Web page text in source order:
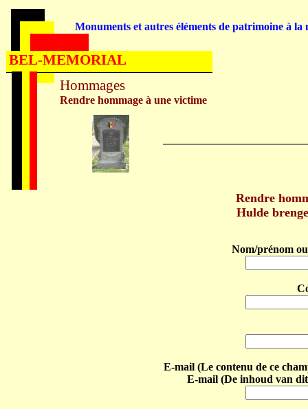
Rendre
Hulde
Nom/prénom
E-mail (Le contenu de ce
E-mail (De inhoud van
Hommages
Rendre hommage à une victime
Monuments et autres éléments de patrimoine à la
BEL-MEMORIAL